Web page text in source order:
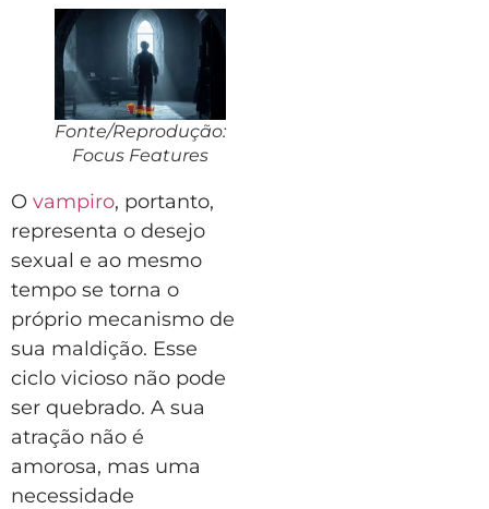
Fonte/Reprodução:
Focus Features
O vampiro, portanto,
representa o desejo
sexual e ao mesmo
tempo se torna o
próprio mecanismo de
sua maldição. Esse
ciclo vicioso não pode
ser quebrado. A sua
atração não é
amorosa, mas uma
necessidade